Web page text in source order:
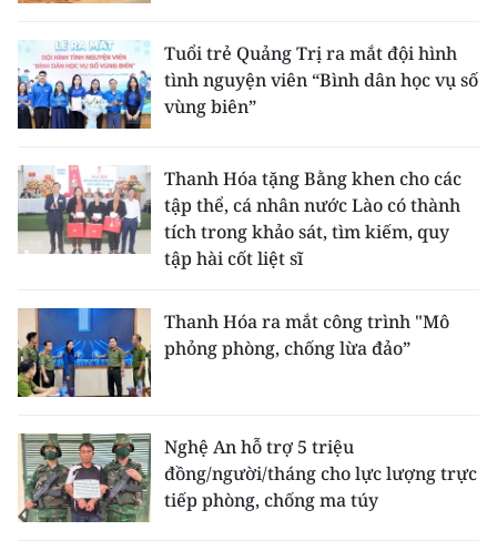
Tuổi trẻ Quảng Trị ra mắt đội hình
tình nguyện viên “Bình dân học vụ số
vùng biên”
Thanh Hóa tặng Bằng khen cho các
tập thể, cá nhân nước Lào có thành
tích trong khảo sát, tìm kiếm, quy
tập hài cốt liệt sĩ
Thanh Hóa ra mắt công trình "Mô
phỏng phòng, chống lừa đảo”
Nghệ An hỗ trợ 5 triệu
đồng/người/tháng cho lực lượng trực
tiếp phòng, chống ma túy